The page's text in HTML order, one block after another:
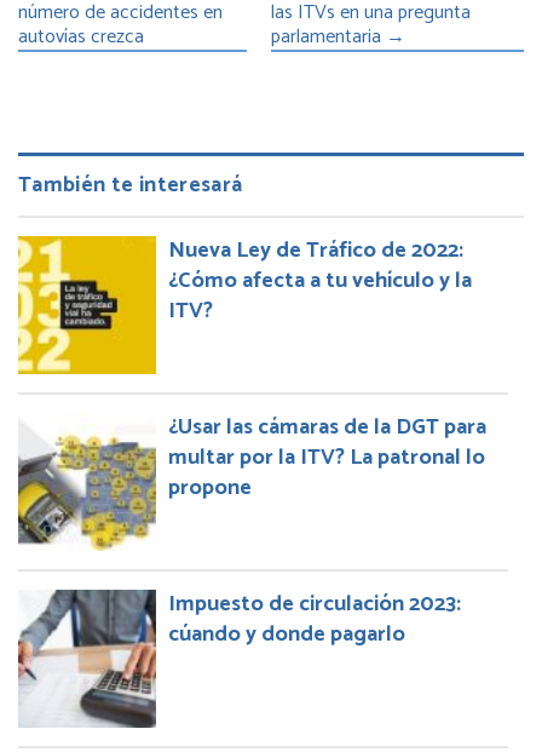
número de accidentes en
autovías crezca
las ITVs en una pregunta
parlamentaria →
También te interesará
Nueva Ley de Tráfico de 2022:
¿Cómo afecta a tu vehículo y la
ITV?
¿Usar las cámaras de la DGT para
multar por la ITV? La patronal lo
propone
Impuesto de circulación 2023:
cúando y donde pagarlo